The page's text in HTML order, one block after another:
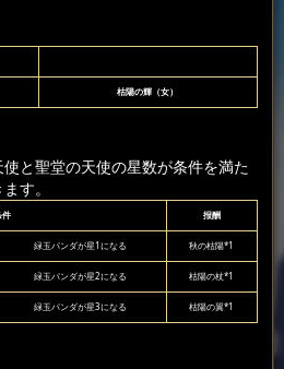
枯陽の輝（女）
と聖堂の天使の星数が条件を満た
す。
件 报酬
緑玉パンダが星1になる 秋の枯陽*1
緑玉パンダが星2になる 枯陽の杖*1
緑玉パンダが星3になる 枯陽の翼*1